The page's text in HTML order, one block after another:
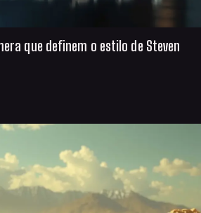
que definem o estilo de Steven